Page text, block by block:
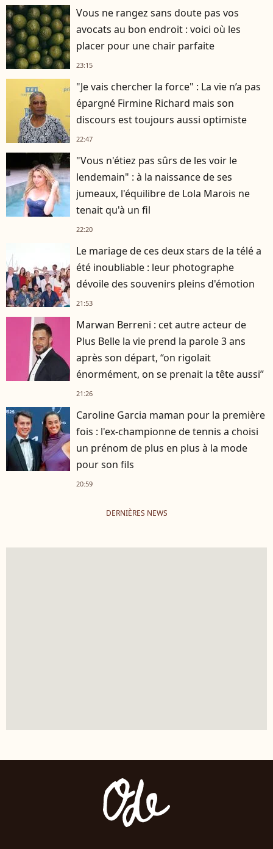
Vous ne rangez sans doute pas vos
avocats au bon endroit : voici où les
placer pour une chair parfaite
23:15
"Je vais chercher la force" : La vie n’a pas
épargné Firmine Richard mais son
discours est toujours aussi optimiste
22:47
"Vous n'étiez pas sûrs de les voir le
lendemain" : à la naissance de ses
jumeaux, l'équilibre de Lola Marois ne
tenait qu'à un fil
22:20
Le mariage de ces deux stars de la télé a
été inoubliable : leur photographe
dévoile des souvenirs pleins d'émotion
21:53
Marwan Berreni : cet autre acteur de
Plus Belle la vie prend la parole 3 ans
après son départ, “on rigolait
énormément, on se prenait la tête aussi”
21:26
Caroline Garcia maman pour la première
fois : l'ex-championne de tennis a choisi
un prénom de plus en plus à la mode
pour son fils
20:59
DERNIÈRES NEWS